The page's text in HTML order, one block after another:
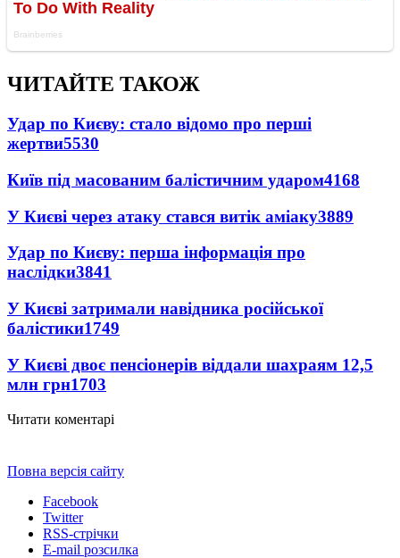
ЧИТАЙТЕ ТАКОЖ
Удар по Києву: стало відомо про перші
жертви5530
Київ під масованим балістичним ударом4168
У Києві через атаку стався витік аміаку3889
Удар по Києву: перша інформація про
наслідки3841
У Києві затримали навідника російської
балістики1749
У Києві двоє пенсіонерів віддали шахраям 12,5
млн грн1703
Читати коментарі
Повна версія сайту
Facebook
Twitter
RSS-стрічки
E-mail розсилка